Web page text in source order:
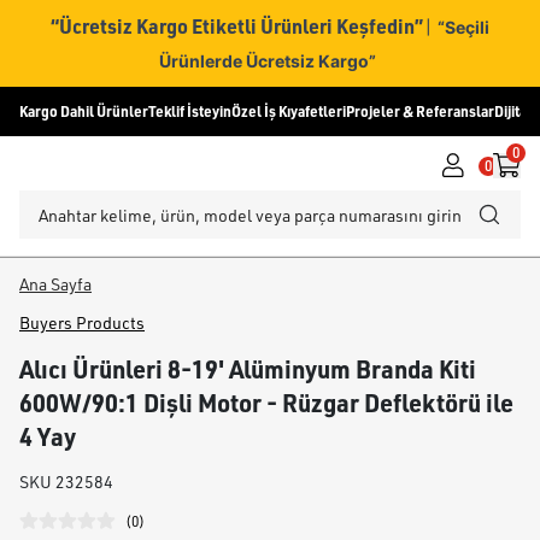
“Ücretsiz Kargo Etiketli Ürünleri Keşfedin” | “Seçili
Ürünlerde Ücretsiz Kargo”
Kargo Dahil ÜrünlerTeklif İsteyinÖzel İş KıyafetleriProjeler & ReferanslarDijital
0
0
Ana Sayfa
Buyers Products
Alıcı Ürünleri 8-19' Alüminyum Branda Kiti
600W/90:1 Dişli Motor - Rüzgar Deflektörü ile
4 Yay
SKU 232584
(0)